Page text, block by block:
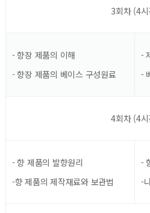
3회차 (4
- 향장 제품의 이해
- 향장 제품의 베이스 구성원료
-
-
4회차 (4
- 향 제품의 발향원리
-향 제품의 제작재료와 보관법
-
-